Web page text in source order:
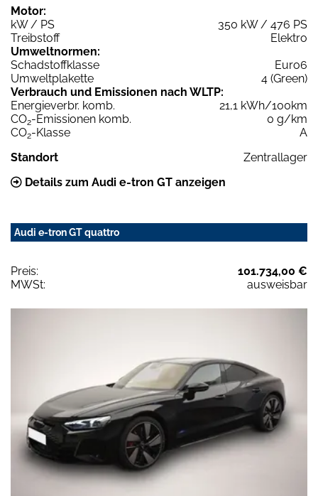
Motor:
kW / PS
350 kW / 476 PS
Treibstoff
Elektro
Umweltnormen:
Schadstoffklasse
Euro6
Umweltplakette
4 (Green)
Verbrauch und Emissionen nach WLTP:
Energieverbr. komb.
21,1 kWh/100km
CO2-Emissionen komb.
0 g/km
CO2-Klasse
A
Standort
Zentrallager
Details zum Audi e-tron GT anzeigen
Audi e-tron GT quattro
Preis:
101.734,00 €
MWSt:
ausweisbar